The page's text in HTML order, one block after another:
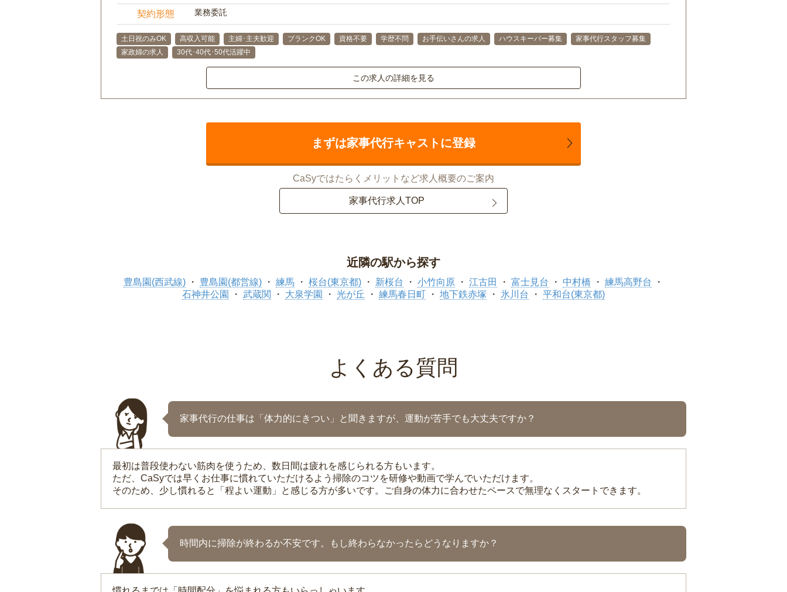
契約形態 業務委託
土日祝のみOK 高収入可能 主婦･主夫歓迎 ブランクOK 資格不要 学歴不問 お手伝いさんの求人 ハウスキーパー募集
家事代行スタッフ募集
家政婦の求人
30代･40代･50代活躍中
この求人の詳細を見る
まずは家事代行キャストに登録
CaSyではたらくメリットなど求人概要のご案内
家事代行求人TOP
近隣の駅から探す
豊島園(西武線) 豊島園(都営線) 練馬 桜台(東京都) 新桜台 小竹向原 江古田 富士見台 中村橋
練馬高野台
石神井公園
武蔵関 大泉学園 光が丘 練馬春日町 地下鉄赤塚 氷川台 平和台(東京都)
よくある質問
家事代行の仕事は「体力的にきつい」と聞きますが、運動が苦手でも大丈夫ですか？
最初は普段使わない筋肉を使うため、数日間は疲れを感じられる方もいます。
ただ、CaSyでは早くお仕事に慣れていただけるよう掃除のコツを研修や動画で学んでいただけます。
そのため、少し慣れると「程よい運動」と感じる方が多いです。ご自身の体力に合わせたペースで無理なくスタートできます。
時間内に掃除が終わるか不安です。もし終わらなかったらどうなりますか？